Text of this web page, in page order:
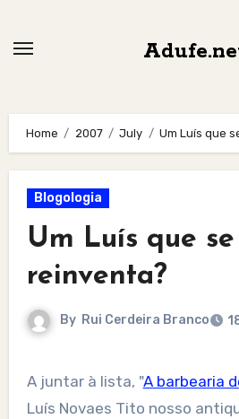
Home 2007 July Um Luís que
Blogologia
Um Luís que se
reinventa?
By Rui Cerdeira Branco
A juntar à lista, "A barbearia
Luís Novaes Tito nosso